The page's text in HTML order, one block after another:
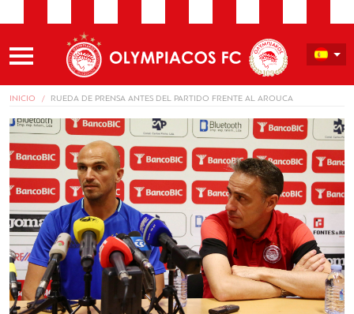
INICIO RUEDA DE PRENSA ANTES DEL PARTIDO FRENTE AL AROUCA